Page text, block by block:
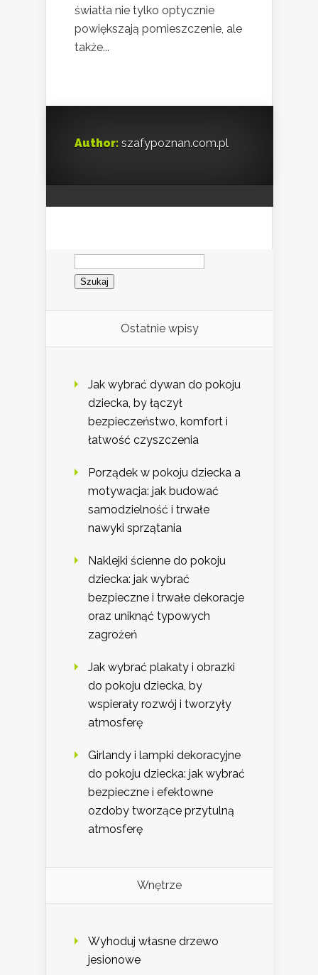
światła nie tylko optycznie
powiększają pomieszczenie, ale
także...
Author: szafypoznan.com.pl
Szukaj:
Ostatnie wpisy
Jak wybrać dywan do pokoju
dziecka, by łączył
bezpieczeństwo, komfort i
łatwość czyszczenia
Porządek w pokoju dziecka a
motywacja: jak budować
samodzielność i trwałe
nawyki sprzątania
Naklejki ścienne do pokoju
dziecka: jak wybrać
bezpieczne i trwałe dekoracje
oraz uniknąć typowych
zagrożeń
Jak wybrać plakaty i obrazki
do pokoju dziecka, by
wspierały rozwój i tworzyły
atmosferę
Girlandy i lampki dekoracyjne
do pokoju dziecka: jak wybrać
bezpieczne i efektowne
ozdoby tworzące przytulną
atmosferę
Wnętrze
Wyhoduj własne drzewo
jesionowe